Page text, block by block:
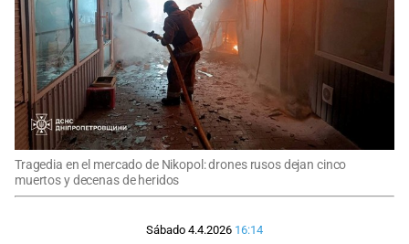
Tragedia en el mercado de Nikopol: drones rusos dejan cinco
muertos y decenas de heridos
Sábado 4.4.2026 16:14